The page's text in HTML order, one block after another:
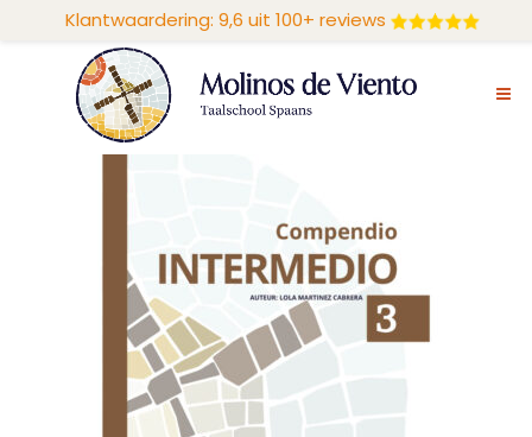
You may also like…
Klantwaardering: 9,6 uit 100+ reviews